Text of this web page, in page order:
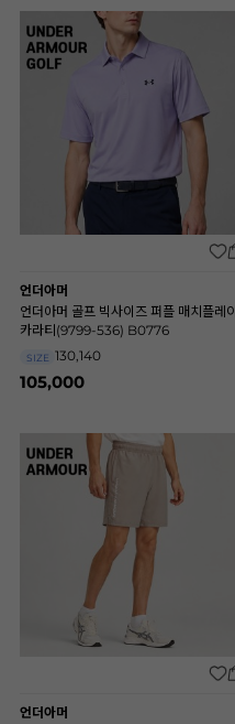
언더아머
언더아머 골프 빅사이즈 퍼플 매치플레이
카라티(9799-536) B0776
SIZE 130,140
105,000
언더아머